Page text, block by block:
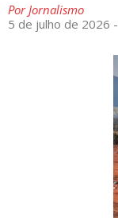
PorJornalismo
5 de julho de 2026